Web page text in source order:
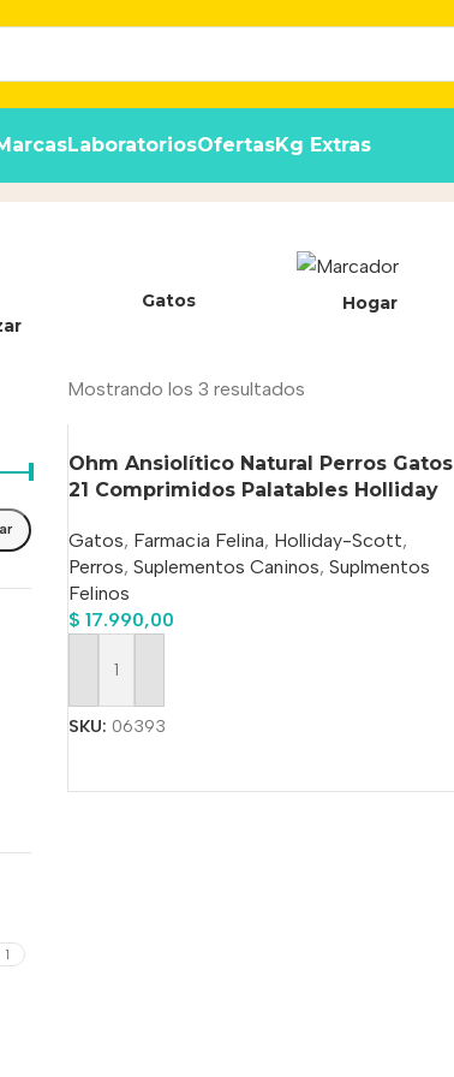
LaboratoriosOfertasKg Extras
Gatos Hogar
1
Mostrando los 3 resultados
Ohm Ansiolítico Natural Perros Gatos
21 Comprimidos Palatables Holliday
Gatos, Farmacia Felina, Holliday-Scott,
Perros, Suplementos Caninos, Suplmentos
Felinos
$ 17.990,00
Añadir Al Carrito
SKU: 06393